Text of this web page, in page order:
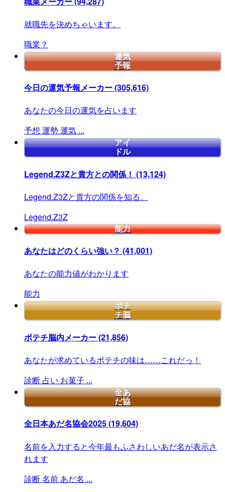
就職先を決めちゃいます。
職業？
運気
予報
今日の運気予報メーカー(305,616)
あなたの今日の運気を占います
予想 運勢運気 ...
アイ
ドル
Legend.Z3Zと貴方との関係！ (13,124)
Legend.Z3Zと貴方の関係を知る。
Legend.Z3Z
能力
あなたはどのくらい強い？ (41,001)
あなたの能力値がわかります
能力
ポテ
チ脳
ポテチ脳内メーカー(21,856)
あなたが求めているポテチの味は……これだっ！
診断 占い お菓子 ...
全あ
だ協
全日本あだ名協会2025(19,604)
名前を入力すると今年最もふさわしいあだ名が表示さ
れます
診断名前 あだ名 ...